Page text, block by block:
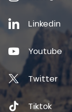
Linkedin
Youtube
Twitter
Tiktok